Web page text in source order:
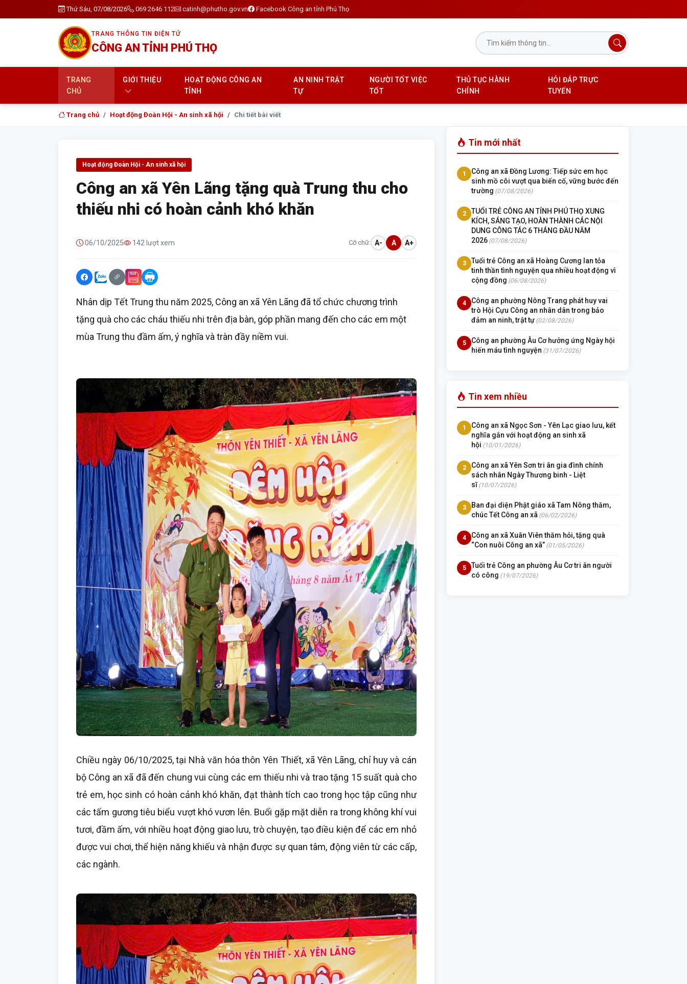
Thứ Sáu, 07/08/2026 069 2646 112 catinh@phutho.gov.vn Facebook Công an tỉnh Phú Thọ
TRANG THÔNG TIN ĐIỆN TỬ
CÔNG AN TỈNH PHÚ THỌ
TRANG
CHỦ
GIỚI THIỆU
HOẠT ĐỘNG CÔNG AN
TỈNH
AN NINH TRẬT
TỰ
NGƯỜI TỐT VIỆC
TỐT
THỦ TỤC HÀNH
CHÍNH
HỎI ĐÁP TRỰC
TUYẾN
Trang chủ Hoạt động Đoàn Hội - An sinh xã hội Chi tiết bài viết
Hoạt động Đoàn Hội - An sinh xã hội
Công an xã Yên Lãng tặng quà Trung thu cho
thiếu nhi có hoàn cảnh khó khăn
06/10/2025 142 lượt xem Cỡ chữ: A- A A+
Nhân dịp Tết Trung thu năm 2025, Công an xã Yên Lãng đã tổ chức chương trình
tặng quà cho các cháu thiếu nhi trên địa bàn, góp phần mang đến cho các em một
mùa Trung thu đầm ấm, ý nghĩa và tràn đầy niềm vui.
Chiều ngày 06/10/2025, tại Nhà văn hóa thôn Yên Thiết, xã Yên Lãng, chỉ huy và cán
bộ Công an xã đã đến chung vui cùng các em thiếu nhi và trao tặng 15 suất quà cho
trẻ em, học sinh có hoàn cảnh khó khăn, đạt thành tích cao trong học tập cũng như
các tấm gương tiêu biểu vượt khó vươn lên. Buổi gặp mặt diễn ra trong không khí vui
tươi, đầm ấm, với nhiều hoạt động giao lưu, trò chuyện, tạo điều kiện để các em nhỏ
được vui chơi, thể hiện năng khiếu và nhận được sự quan tâm, động viên từ các cấp,
các ngành.
Tin mới nhất
1
Công an xã Đồng Lương: Tiếp sức em học
sinh mồ côi vượt qua biến cố, vững bước đến
trường (07/08/2026)
2
TUỔI TRẺ CÔNG AN TỈNH PHÚ THỌ XUNG
KÍCH, SÁNG TẠO, HOÀN THÀNH CÁC NỘI
DUNG CÔNG TÁC 6 THÁNG ĐẦU NĂM
2026 (07/08/2026)
3
Tuổi trẻ Công an xã Hoàng Cương lan tỏa
tinh thần tình nguyện qua nhiều hoạt động vì
cộng đồng (06/08/2026)
4
Công an phường Nông Trang phát huy vai
trò Hội Cựu Công an nhân dân trong bảo
đảm an ninh, trật tự (02/08/2026)
5
Công an phường Âu Cơ hưởng ứng Ngày hội
hiến máu tình nguyện (31/07/2026)
Tin xem nhiều
1
Công an xã Ngọc Sơn - Yên Lạc giao lưu, kết
nghĩa gắn với hoạt động an sinh xã
hội (10/01/2026)
2
Công an xã Yên Sơn tri ân gia đình chính
sách nhân Ngày Thương binh - Liệt
sĩ (10/07/2026)
3
Ban đại diện Phật giáo xã Tam Nông thăm,
chúc Tết Công an xã (06/02/2026)
4
Công an xã Xuân Viên thăm hỏi, tặng quà
“Con nuôi Công an xã” (01/05/2026)
5
Tuổi trẻ Công an phường Âu Cơ tri ân người
có công (19/07/2026)